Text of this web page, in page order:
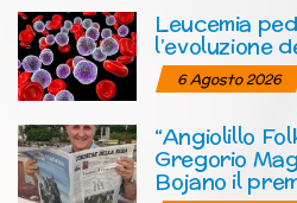
Leucemia
l’evoluzione
6 Agosto 2026
“Angiolillo
Gregorio
Bojano il